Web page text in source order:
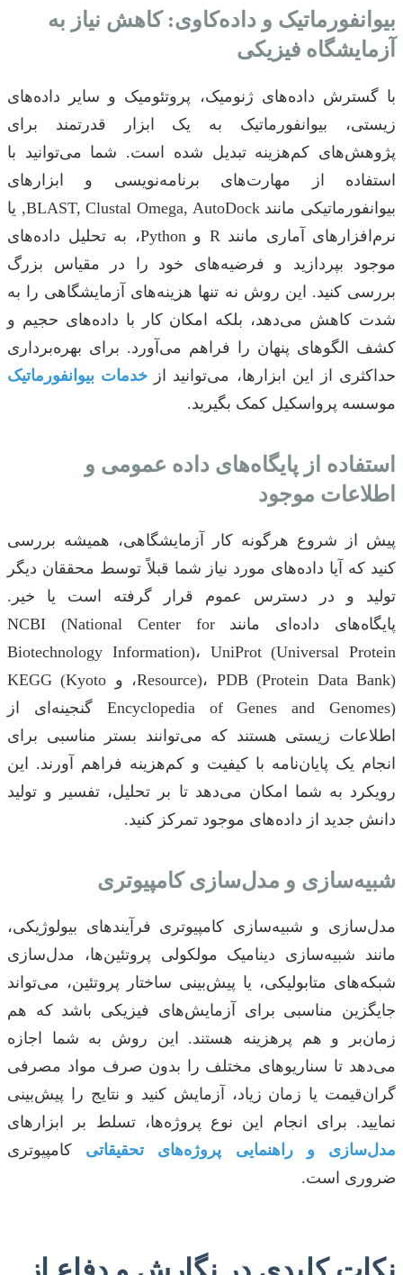
بیوانفورماتیک و داده‌کاوی: کاهش نیاز به
آزمایشگاه فیزیکی
با گسترش داده‌های ژنومیک، پروتئومیک و سایر داده‌های
زیستی، بیوانفورماتیک به یک ابزار قدرتمند برای
پژوهش‌های کم‌هزینه تبدیل شده است. شما می‌توانید با
استفاده از مهارت‌های برنامه‌نویسی و ابزارهای
بیوانفورماتیکی مانند BLAST, Clustal Omega, AutoDock, یا
نرم‌افزارهای آماری مانند R و Python، به تحلیل داده‌های
موجود بپردازید و فرضیه‌های خود را در مقیاس بزرگ
بررسی کنید. این روش نه تنها هزینه‌های آزمایشگاهی را به
شدت کاهش می‌دهد، بلکه امکان کار با داده‌های حجیم و
کشف الگوهای پنهان را فراهم می‌آورد. برای بهره‌برداری
حداکثری از این ابزارها، می‌توانید از خدمات بیوانفورماتیک
موسسه پرواسکیل کمک بگیرید.
استفاده از پایگاه‌های داده عمومی و
اطلاعات موجود
پیش از شروع هرگونه کار آزمایشگاهی، همیشه بررسی
کنید که آیا داده‌های مورد نیاز شما قبلاً توسط محققان دیگر
تولید و در دسترس عموم قرار گرفته است یا خیر.
پایگاه‌های داده‌ای مانند NCBI (National Center for
Biotechnology Information)، UniProt (Universal Protein
Resource)، PDB (Protein Data Bank)، و KEGG (Kyoto
Encyclopedia of Genes and Genomes) گنجینه‌ای از
اطلاعات زیستی هستند که می‌توانند بستر مناسبی برای
انجام یک پایان‌نامه با کیفیت و کم‌هزینه فراهم آورند. این
رویکرد به شما امکان می‌دهد تا بر تحلیل، تفسیر و تولید
دانش جدید از داده‌های موجود تمرکز کنید.
شبیه‌سازی و مدل‌سازی کامپیوتری
مدل‌سازی و شبیه‌سازی کامپیوتری فرآیندهای بیولوژیکی،
مانند شبیه‌سازی دینامیک مولکولی پروتئین‌ها، مدل‌سازی
شبکه‌های متابولیکی، یا پیش‌بینی ساختار پروتئین، می‌تواند
جایگزین مناسبی برای آزمایش‌های فیزیکی باشد که هم
زمان‌بر و هم پرهزینه هستند. این روش به شما اجازه
می‌دهد تا سناریوهای مختلف را بدون صرف مواد مصرفی
گران‌قیمت یا زمان زیاد، آزمایش کنید و نتایج را پیش‌بینی
نمایید. برای انجام این نوع پروژه‌ها، تسلط بر ابزارهای
مدل‌سازی و راهنمایی پروژه‌های تحقیقاتی کامپیوتری
ضروری است.